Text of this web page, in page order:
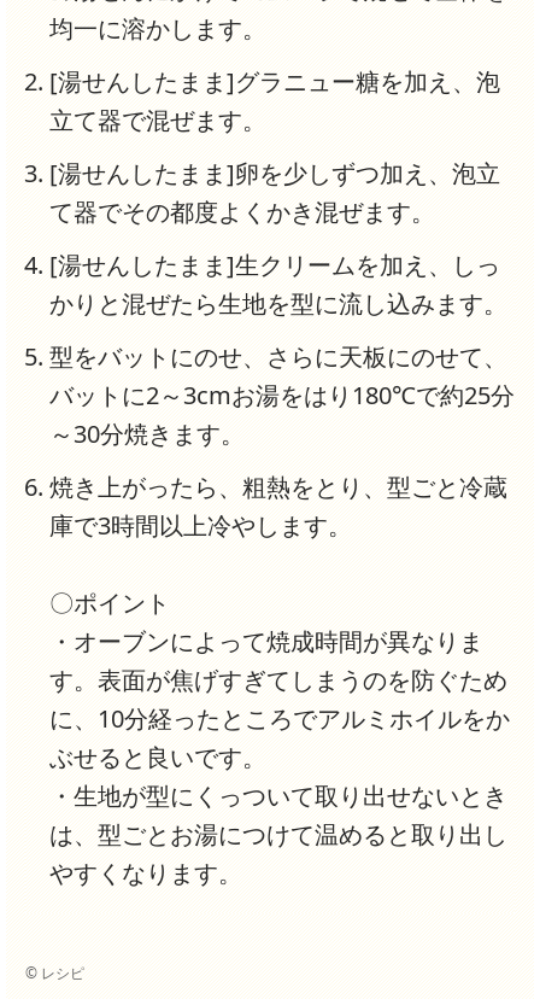
均一に溶かします。
[湯せんしたまま]グラニュー糖を加え、泡
立て器で混ぜます。
[湯せんしたまま]卵を少しずつ加え、泡立
て器でその都度よくかき混ぜます。
[湯せんしたまま]生クリームを加え、しっ
かりと混ぜたら生地を型に流し込みます。
型をバットにのせ、さらに天板にのせて、
バットに2～3cmお湯をはり180℃で約25分
～30分焼きます。
焼き上がったら、粗熱をとり、型ごと冷蔵
庫で3時間以上冷やします。
〇ポイント
・オーブンによって焼成時間が異なりま
す。表面が焦げすぎてしまうのを防ぐため
に、10分経ったところでアルミホイルをか
ぶせると良いです。
・生地が型にくっついて取り出せないとき
は、型ごとお湯につけて温めると取り出し
やすくなります。
© レシピ